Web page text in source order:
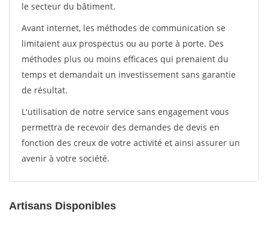
le secteur du bâtiment.
Avant internet, les méthodes de communication se
limitaient aux prospectus ou au porte à porte. Des
méthodes plus ou moins efficaces qui prenaient du
temps et demandait un investissement sans garantie
de résultat.
L'utilisation de notre service sans engagement vous
permettra de recevoir des demandes de devis en
fonction des creux de votre activité et ainsi assurer un
avenir à votre société.
Artisans Disponibles